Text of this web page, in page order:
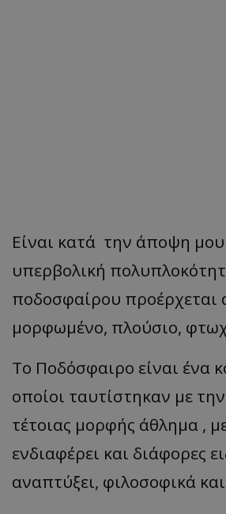
Είναι κατά την άποψη μου
υπερβολική
ποδοσφαίρου προέρχεται
μορφωμένο, πλούσιο,
Το Ποδόσφαιρο είναι ένα
οποίοι ταυτίστηκαν με
τέτοιας μορφής άθλημα ,
ενδιαφέρει και διάφορες
αναπτύξει, φιλοσοφικά